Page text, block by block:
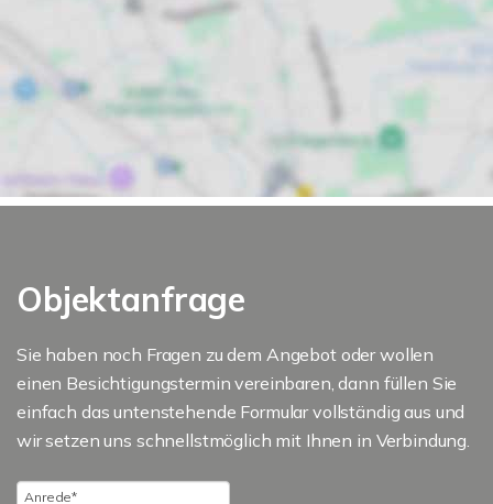
Objektanfrage
Sie haben noch Fragen zu dem Angebot oder wollen
einen Besichtigungstermin vereinbaren, dann füllen Sie
einfach das untenstehende Formular vollständig aus und
wir setzen uns schnellstmöglich mit Ihnen in Verbindung.